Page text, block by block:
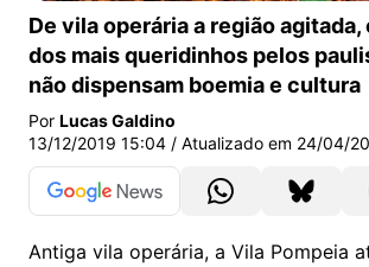
Conheça os melhores rolês nas
De vila operária a região agitada,
dos mais queridinhos pelos
não dispensam boemia e cultura
Por Lucas Galdino
13/12/2019 15:04 / Atualizado em 24/04/
Antiga vila operária, a Vila Pompeia